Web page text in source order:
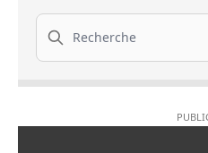
Recherche